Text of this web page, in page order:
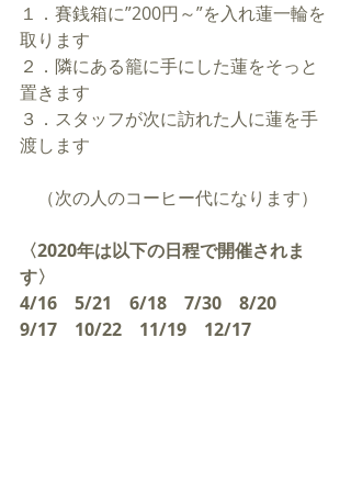
１．賽銭箱に”200円～”を入れ蓮一輪を
取ります
２．隣にある籠に手にした蓮をそっと
置きます
３．スタッフが次に訪れた人に蓮を手
渡します
（次の人のコーヒー代になります）
〈2020年は以下の日程で開催されま
す〉
4/16　5/21　6/18　7/30　8/20
9/17　10/22　11/19　12/17